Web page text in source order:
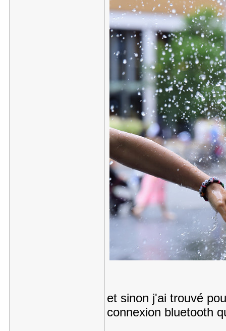
et sinon j'ai trouvé
connexion bluetooth